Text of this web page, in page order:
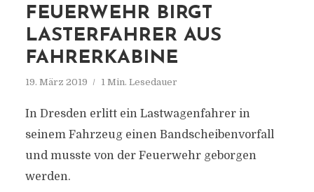
FEUERWEHR BIRGT
LASTERFAHRER AUS
FAHRERKABINE
19. März 2019 1 Min. Lesedauer
In Dresden erlitt ein Lastwagenfahrer in
seinem Fahrzeug einen Bandscheibenvorfall
und musste von der Feuerwehr geborgen
werden.